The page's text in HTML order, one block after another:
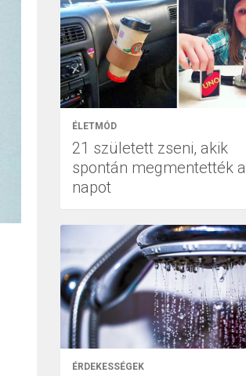
ÉLETMÓD
21 született zseni, akik
spontán megmentették a
napot
ÉRDEKESSÉGEK